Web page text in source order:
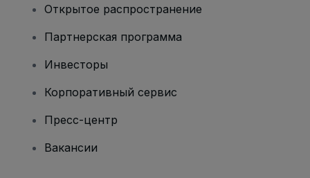
Открытое распространение
Партнерская программа
Инвесторы
Корпоративный сервис
Пресс-центр
Вакансии